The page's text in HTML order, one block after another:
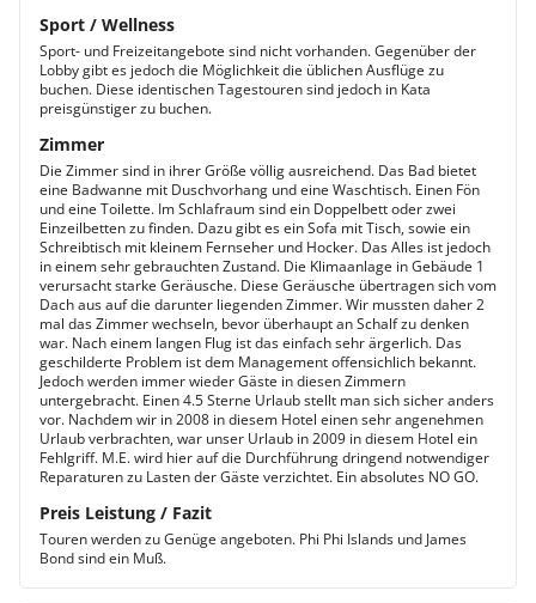
Sport / Wellness
Sport- und Freizeitangebote sind nicht vorhanden. Gegenüber der
Lobby gibt es jedoch die Möglichkeit die üblichen Ausflüge zu
buchen. Diese identischen Tagestouren sind jedoch in Kata
preisgünstiger zu buchen.
Zimmer
Die Zimmer sind in ihrer Größe völlig ausreichend. Das Bad bietet
eine Badwanne mit Duschvorhang und eine Waschtisch. Einen Fön
und eine Toilette. Im Schlafraum sind ein Doppelbett oder zwei
Einzeilbetten zu finden. Dazu gibt es ein Sofa mit Tisch, sowie ein
Schreibtisch mit kleinem Fernseher und Hocker. Das Alles ist jedoch
in einem sehr gebrauchten Zustand. Die Klimaanlage in Gebäude 1
verursacht starke Geräusche. Diese Geräusche übertragen sich vom
Dach aus auf die darunter liegenden Zimmer. Wir mussten daher 2
mal das Zimmer wechseln, bevor überhaupt an Schalf zu denken
war. Nach einem langen Flug ist das einfach sehr ärgerlich. Das
geschilderte Problem ist dem Management offensichlich bekannt.
Jedoch werden immer wieder Gäste in diesen Zimmern
untergebracht. Einen 4.5 Sterne Urlaub stellt man sich sicher anders
vor. Nachdem wir in 2008 in diesem Hotel einen sehr angenehmen
Urlaub verbrachten, war unser Urlaub in 2009 in diesem Hotel ein
Fehlgriff. M.E. wird hier auf die Durchführung dringend notwendiger
Reparaturen zu Lasten der Gäste verzichtet. Ein absolutes NO GO.
Preis Leistung / Fazit
Touren werden zu Genüge angeboten. Phi Phi Islands und James
Bond sind ein Muß.